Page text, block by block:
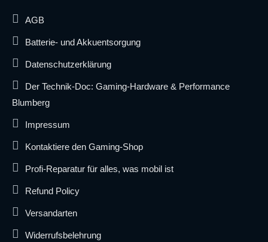
AGB
Batterie- und Akkuentsorgung
Datenschutzerklärung
Der Technik-Doc: Gaming-Hardware & Performance
Blumberg
Impressum
Kontaktiere den Gaming-Shop
Profi-Reparatur für alles, was mobil ist
Refund Policy
Versandarten
Widerrufsbelehrung